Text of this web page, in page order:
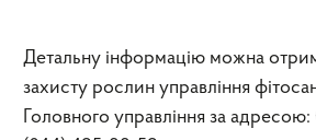
Детальну інформацію можна
захисту рослин управління
Головного управління за